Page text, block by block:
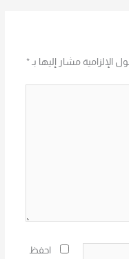
الإلزامية مشار إليها بـ *
احفظ